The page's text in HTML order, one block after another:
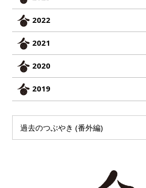
2022
2021
2020
2019
過去のつぶやき (番外編)